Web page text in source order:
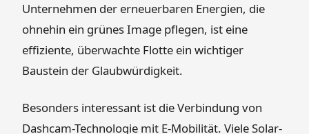
Unternehmen der erneuerbaren Energien, die
ohnehin ein grünes Image pflegen, ist eine
effiziente, überwachte Flotte ein wichtiger
Baustein der Glaubwürdigkeit.
Besonders interessant ist die Verbindung von
Dashcam-Technologie mit E-Mobilität. Viele Solar-